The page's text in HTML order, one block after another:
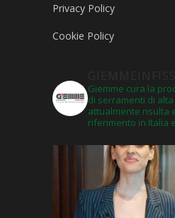
Privacy Policy
Cookie Policy
Giemme cura la
di serramenti di
attualmente risulta
riferimento in Italia